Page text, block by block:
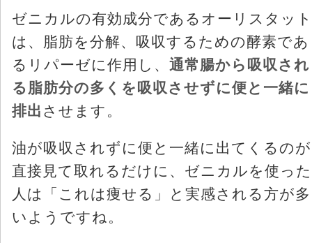
ゼニカルの有効成分であるオーリスタット
は、脂肪を分解、吸収するための酵素であ
るリパーゼに作用し、 通常腸から吸収され
る脂肪分の多くを吸収させずに便と一緒に
排出 させます。
油が吸収されずに便と一緒に出てくるのが
直接見て取れるだけに、ゼニカルを使った
人は「これは痩せる」と実感される方が多
いようですね。